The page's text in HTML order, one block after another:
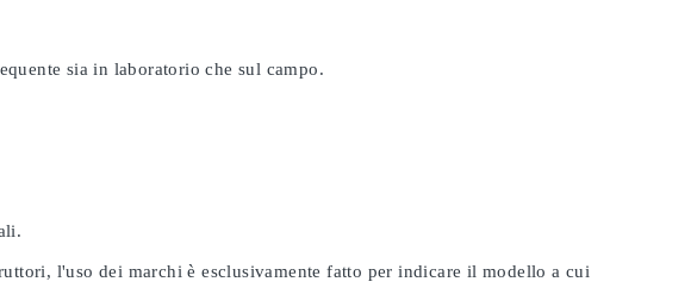
sia in laboratorio che sul campo.
l'uso dei marchi è esclusivamente fatto per indicare il modello a cui